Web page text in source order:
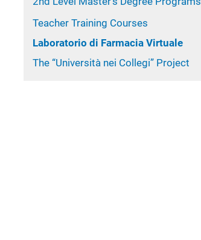
Teacher Training Courses
Laboratorio di Farmacia Virtuale
The “Università nei Collegi” Project